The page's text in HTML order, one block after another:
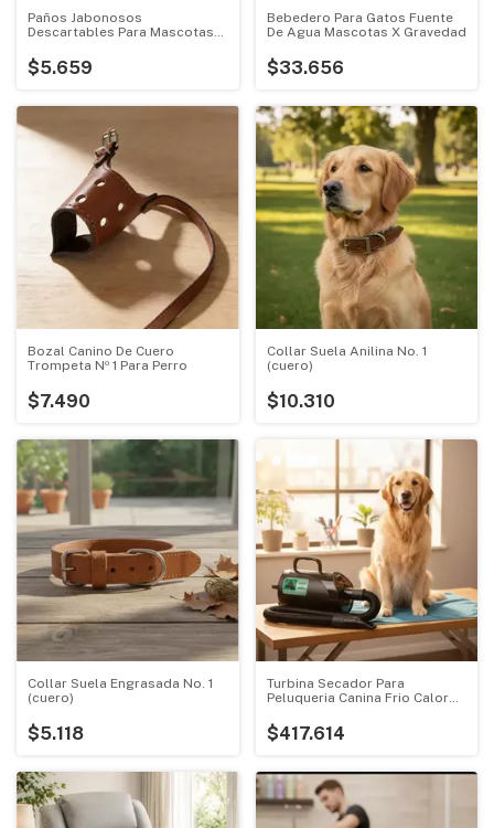
Paños Jabonosos
Descartables Para Mascotas
$5.659
Bebedero Para Gatos Fuente
De Agua Mascotas X Gravedad
$33.656
Bozal Canino De Cuero
Trompeta Nº 1 Para Perro
$7.490
Collar Suela Anilina No. 1
(cuero)
$10.310
Collar Suela Engrasada No. 1
(cuero)
$5.118
Turbina Secador Para
Peluqueria Canina Frio Calor
$417.614